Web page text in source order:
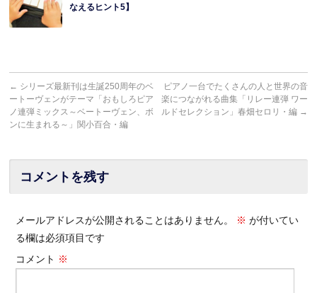
なえるヒント5】
← シリーズ最新刊は生誕250周年のベ
ートーヴェンがテーマ「おもしろピア
ノ連弾ミックス～ベートーヴェン、ボ
ンに生まれる～」関小百合・編
ピアノ一台でたくさんの人と世界の音
楽につながれる曲集「リレー連弾 ワー
ルドセレクション」春畑セロリ・編 →
コメントを残す
メールアドレスが公開されることはありません。 ※ が付いてい
る欄は必須項目です
コメント ※